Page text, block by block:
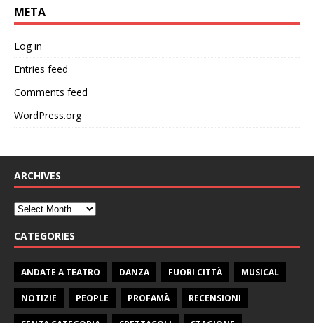
META
Log in
Entries feed
Comments feed
WordPress.org
ARCHIVES
CATEGORIES
ANDATE A TEATRO DANZA FUORI CITTÀ MUSICAL
NOTIZIE PEOPLE PROFAMÀ RECENSIONI